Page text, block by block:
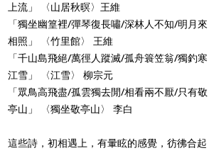
上流」 〈山居秋暝〉王維
「獨坐幽篁裡/彈琴復長嘯/深林人不知/明月來
相照」 〈竹里館〉 王維
「千山島飛絕/萬徑人蹤滅/孤舟簑笠翁/獨釣寒
江雪」 〈江雪〉 柳宗元
「眾鳥高飛盡/孤雲獨去閒/相看兩不厭/只有敬
亭山」 〈獨坐敬亭山〉 李白
這些詩，初相遇上，有暈眩的感覺，彷彿合起